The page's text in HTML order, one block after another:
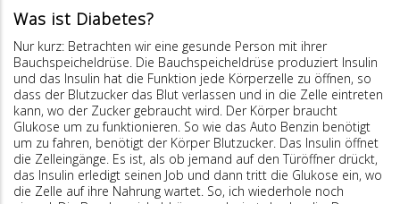
Was ist Diabetes?
Nur kurz: Betrachten wir eine gesunde Person mit ihrer
Bauchspeicheldrüse. Die Bauchspeicheldrüse produziert Insulin
und das Insulin hat die Funktion jede Körperzelle zu öffnen, so
dass der Blutzucker das Blut verlassen und in die Zelle eintreten
kann, wo der Zucker gebraucht wird. Der Körper braucht
Glukose um zu funktionieren. So wie das Auto Benzin benötigt
um zu fahren, benötigt der Körper Blutzucker. Das Insulin öffnet
die Zelleingänge. Es ist, als ob jemand auf den Türöffner drückt,
das Insulin erledigt seinen Job und dann tritt die Glukose ein, wo
die Zelle auf ihre Nahrung wartet. So, ich wiederhole noch